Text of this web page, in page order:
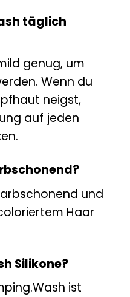
täglich
genug, um
Wenn du
neigst,
auf jeden
und
Haar
Silikone?
ist